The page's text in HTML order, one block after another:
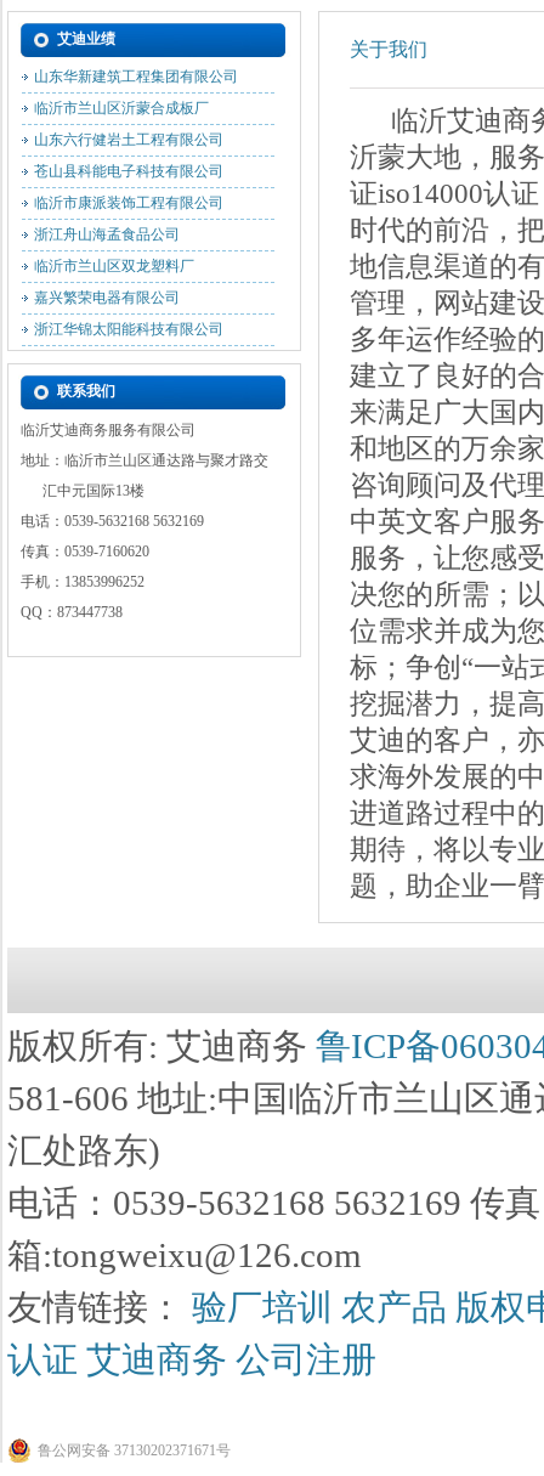
艾迪业绩
海宁万嘉电器有限公司
山东华新建筑工程集团有限公司
临沂市兰山区沂蒙合成板厂
山东六行健岩土工程有限公司
苍山县科能电子科技有限公司
临沂市康派装饰工程有限公司
浙江舟山海孟食品公司
临沂市兰山区双龙塑料厂
嘉兴繁荣电器有限公司
浙江华锦太阳能科技有限公司
海宁万嘉电器有限公司
山东华新建筑工程集团有限公司
临沂市兰山区沂蒙合成板厂
联系我们
临沂艾迪商务服务有限公司
地址：临沂市兰山区通达路与聚才路交
汇中元国际13楼
电话：0539-5632168 5632169
传真：0539-7160620
手机：13853996252
QQ：873447738
关于我们
临沂艾迪商
沂蒙大地，服
证iso14000认
时代的前沿，
地信息渠道的
管理，网站建
多年运作经验
建立了良好的
来满足广大国
和地区的万余
咨询顾问及代
中英文客户服
服务，让您感
决您的所需；
位需求并成为
标；争创“一站
挖掘潜力，提
艾迪的客户，
求海外发展的
进道路过程中
期待，将以专
题，助企业一
版权所有: 艾迪商务 鲁ICP备
581-606 地址:中国临沂市兰山区
汇处路东)
电话：0539-5632168 5632169 传
箱:tongweixu@126.com
友情链接： 验厂培训 农产品 版权
认证 艾迪商务 公司注册
鲁公网安备 37130202371671号